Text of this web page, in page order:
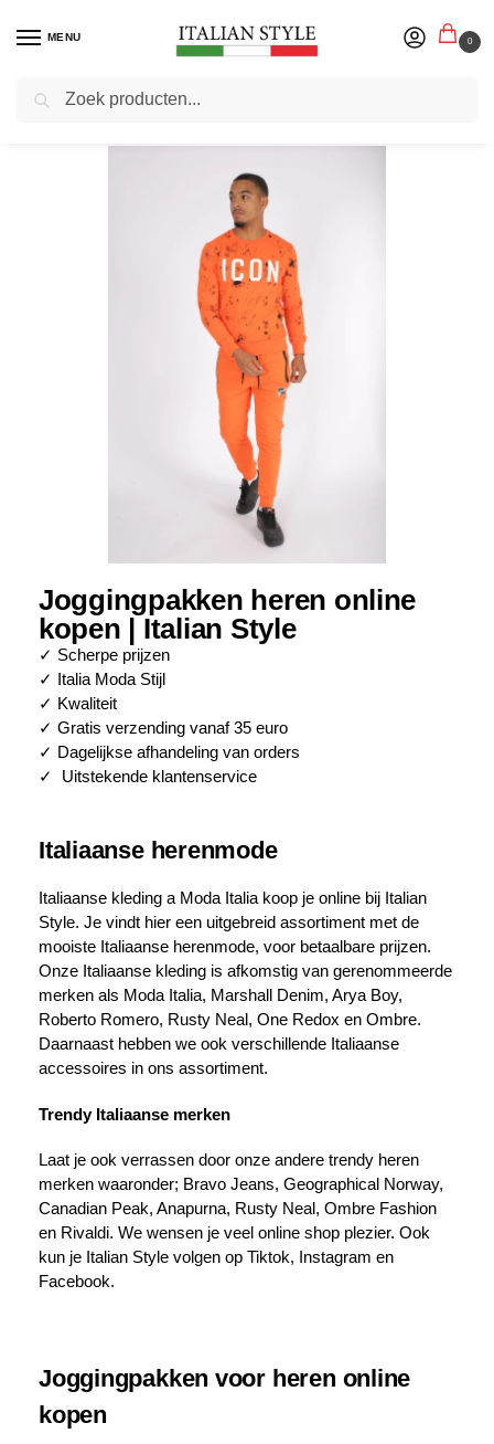
MENU 0
Home Blog / Joggingpakken heren online kopen | Italian Style
Joggingpakken heren online
kopen | Italian Style
✓ Scherpe prijzen
✓ Italia Moda Stijl
✓ Kwaliteit
✓ Gratis verzending vanaf 35 euro
✓ Dagelijkse afhandeling van orders
✓ Uitstekende klantenservice
Italiaanse herenmode
Italiaanse kleding a Moda Italia koop je online bij Italian
Style. Je vindt hier een uitgebreid assortiment met de
mooiste Italiaanse herenmode, voor betaalbare prijzen.
Onze Italiaanse kleding is afkomstig van gerenommeerde
merken als Moda Italia, Marshall Denim, Arya Boy,
Roberto Romero, Rusty Neal, One Redox en Ombre.
Daarnaast hebben we ook verschillende Italiaanse
accessoires in ons assortiment.
Trendy Italiaanse merken
Laat je ook verrassen door onze andere trendy heren
merken waaronder; Bravo Jeans, Geographical Norway,
Canadian Peak, Anapurna, Rusty Neal, Ombre Fashion
en Rivaldi. We wensen je veel online shop plezier. Ook
kun je Italian Style volgen op Tiktok, Instagram en
Facebook.
Joggingpakken voor heren online
kopen